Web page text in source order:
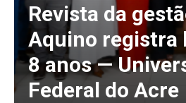
Revista da
Aquino registra
8 anos —
Federal do Acre